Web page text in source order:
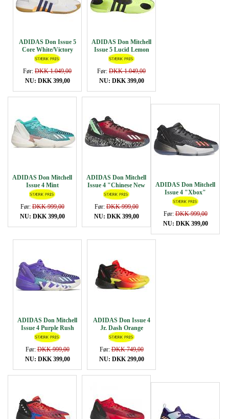
ADIDAS Don Issue 5
Core White/Victory
Blue
Før: DKK 1.049,00
NU: DKK 399,00
ADIDAS Don Mitchell
Issue 5 Lucid Lemon
Før: DKK 1.049,00
NU: DKK 399,00
ADIDAS Don Mitchell
Issue 4 Mint
Før:DKK 999,00
NU: DKK 399,00
ADIDAS Don Mitchell
Issue 4 "Chinese New
Year"
Før:DKK 999,00
NU: DKK 399,00
ADIDAS Don Mitchell
Issue 4 "Xbox"
Før:DKK 999,00
NU: DKK 399,00
ADIDAS Don Mitchell
Issue 4 Purple Rush
Før:DKK 999,00
NU: DKK 399,00
ADIDAS Don Issue 4
Jr. Dash Orange
Før:DKK 749,00
NU: DKK 299,00